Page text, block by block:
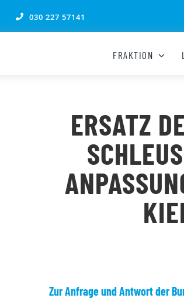
030 227 57141
FRAKTION
ERSATZ
Zur Anfrage und Antwort der